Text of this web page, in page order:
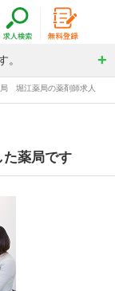
。
堀江薬局の薬剤師求人
た薬局です